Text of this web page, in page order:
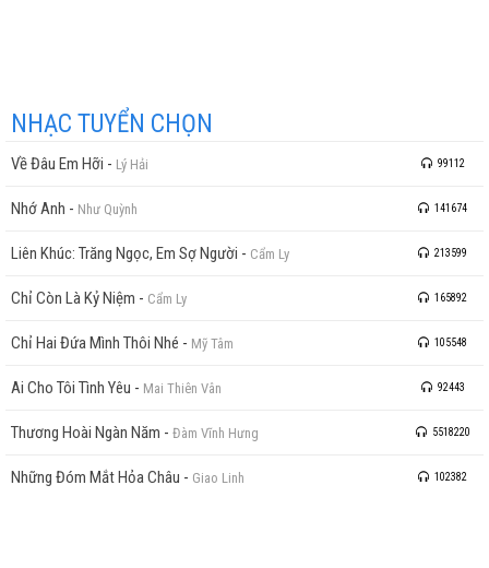
NHẠC TUYỂN CHỌN
Về Đâu Em Hỡi - Lý Hải 99112
Nhớ Anh - Như Quỳnh 141674
Liên Khúc: Trăng Ngọc, Em Sợ Người - Cẩm Ly 213599
Chỉ Còn Là Kỷ Niệm - Cẩm Ly 165892
Chỉ Hai Đứa Mình Thôi Nhé - Mỹ Tâm 105548
Ai Cho Tôi Tình Yêu - Mai Thiên Vân 92443
Thương Hoài Ngàn Năm - Đàm Vĩnh Hưng 5518220
Những Đóm Mắt Hỏa Châu - Giao Linh 102382